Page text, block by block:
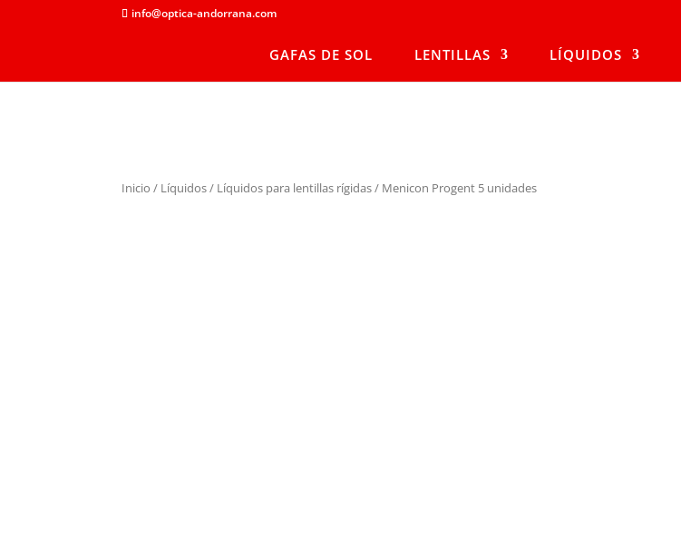
info@optica-andorrana.com
GAFAS DE SOL LENTILLAS LÍQUIDOS
Inicio / Líquidos/ Líquidos para lentillas rígidas/ Menicon Progent 5 unidades